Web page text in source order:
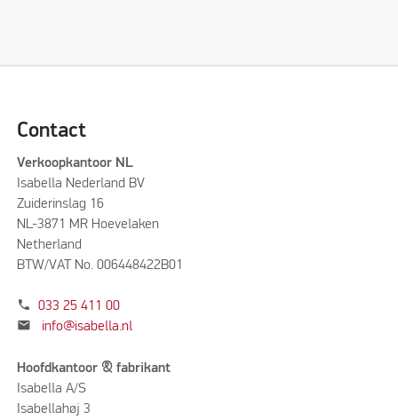
Contact
Verkoopkantoor NL
Isabella Nederland BV
Zuiderinslag 16
NL-3871 MR Hoevelaken
Netherland
BTW/VAT No. 006448422B01
phone 033 25 411 00
mail info@isabella.nl
Hoofdkantoor & fabrikant
Isabella A/S
Isabellahøj 3